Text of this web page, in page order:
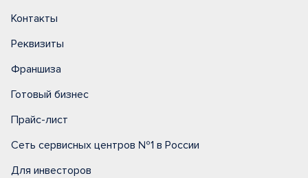
Контакты
Реквизиты
Франшиза
Готовый бизнес
Прайс-лист
Сеть сервисных центров №1 в России
Для инвесторов